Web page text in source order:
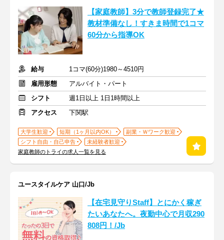
【家庭教師】3分で教師登録完了★
教材準備なし！すきま時間で1コマ
60分から指導OK
給与
1コマ(60分)1980～4510円
雇用形態
アルバイト・パート
シフト
週1日以上 1日1時間以上
アクセス
下関駅
大学生歓迎 短期（1ヶ月以内OK）
副業・Ｗワーク歓迎
シフト自由・自己申告
未経験者歓迎
家庭教師のトライの求人一覧を見る
ユースタイルケア 山口/Jb
【在宅見守りStaff】とにかく稼ぎ
たいあなたへ。夜勤中心で月収290
808円！/Jb